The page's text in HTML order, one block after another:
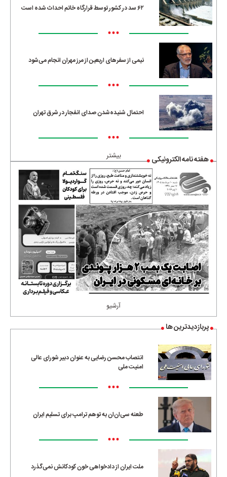
۶۲ سد در کشور توسط قرارگاه خاتم احداث شده است
•••
نیمی از سفرهای اربعین از مرز مهران انجام می‌شود
•••
احتمال شنیده‌شدن صدای انفجار در شرق تهران
•••
بیشتر هفته نامه الکترونیکی
آرشیو
پربازدیدترین ها
انتصاب محسن رضایی به عنوان دبیر شورای عالی
امنیت ملی
•••
طعنه سی‌ان‌ان به توهم ترامپ برای تسلیم ایران
•••
ملت ایران از دادخواهی خون کودکانش نمی‌گذرد